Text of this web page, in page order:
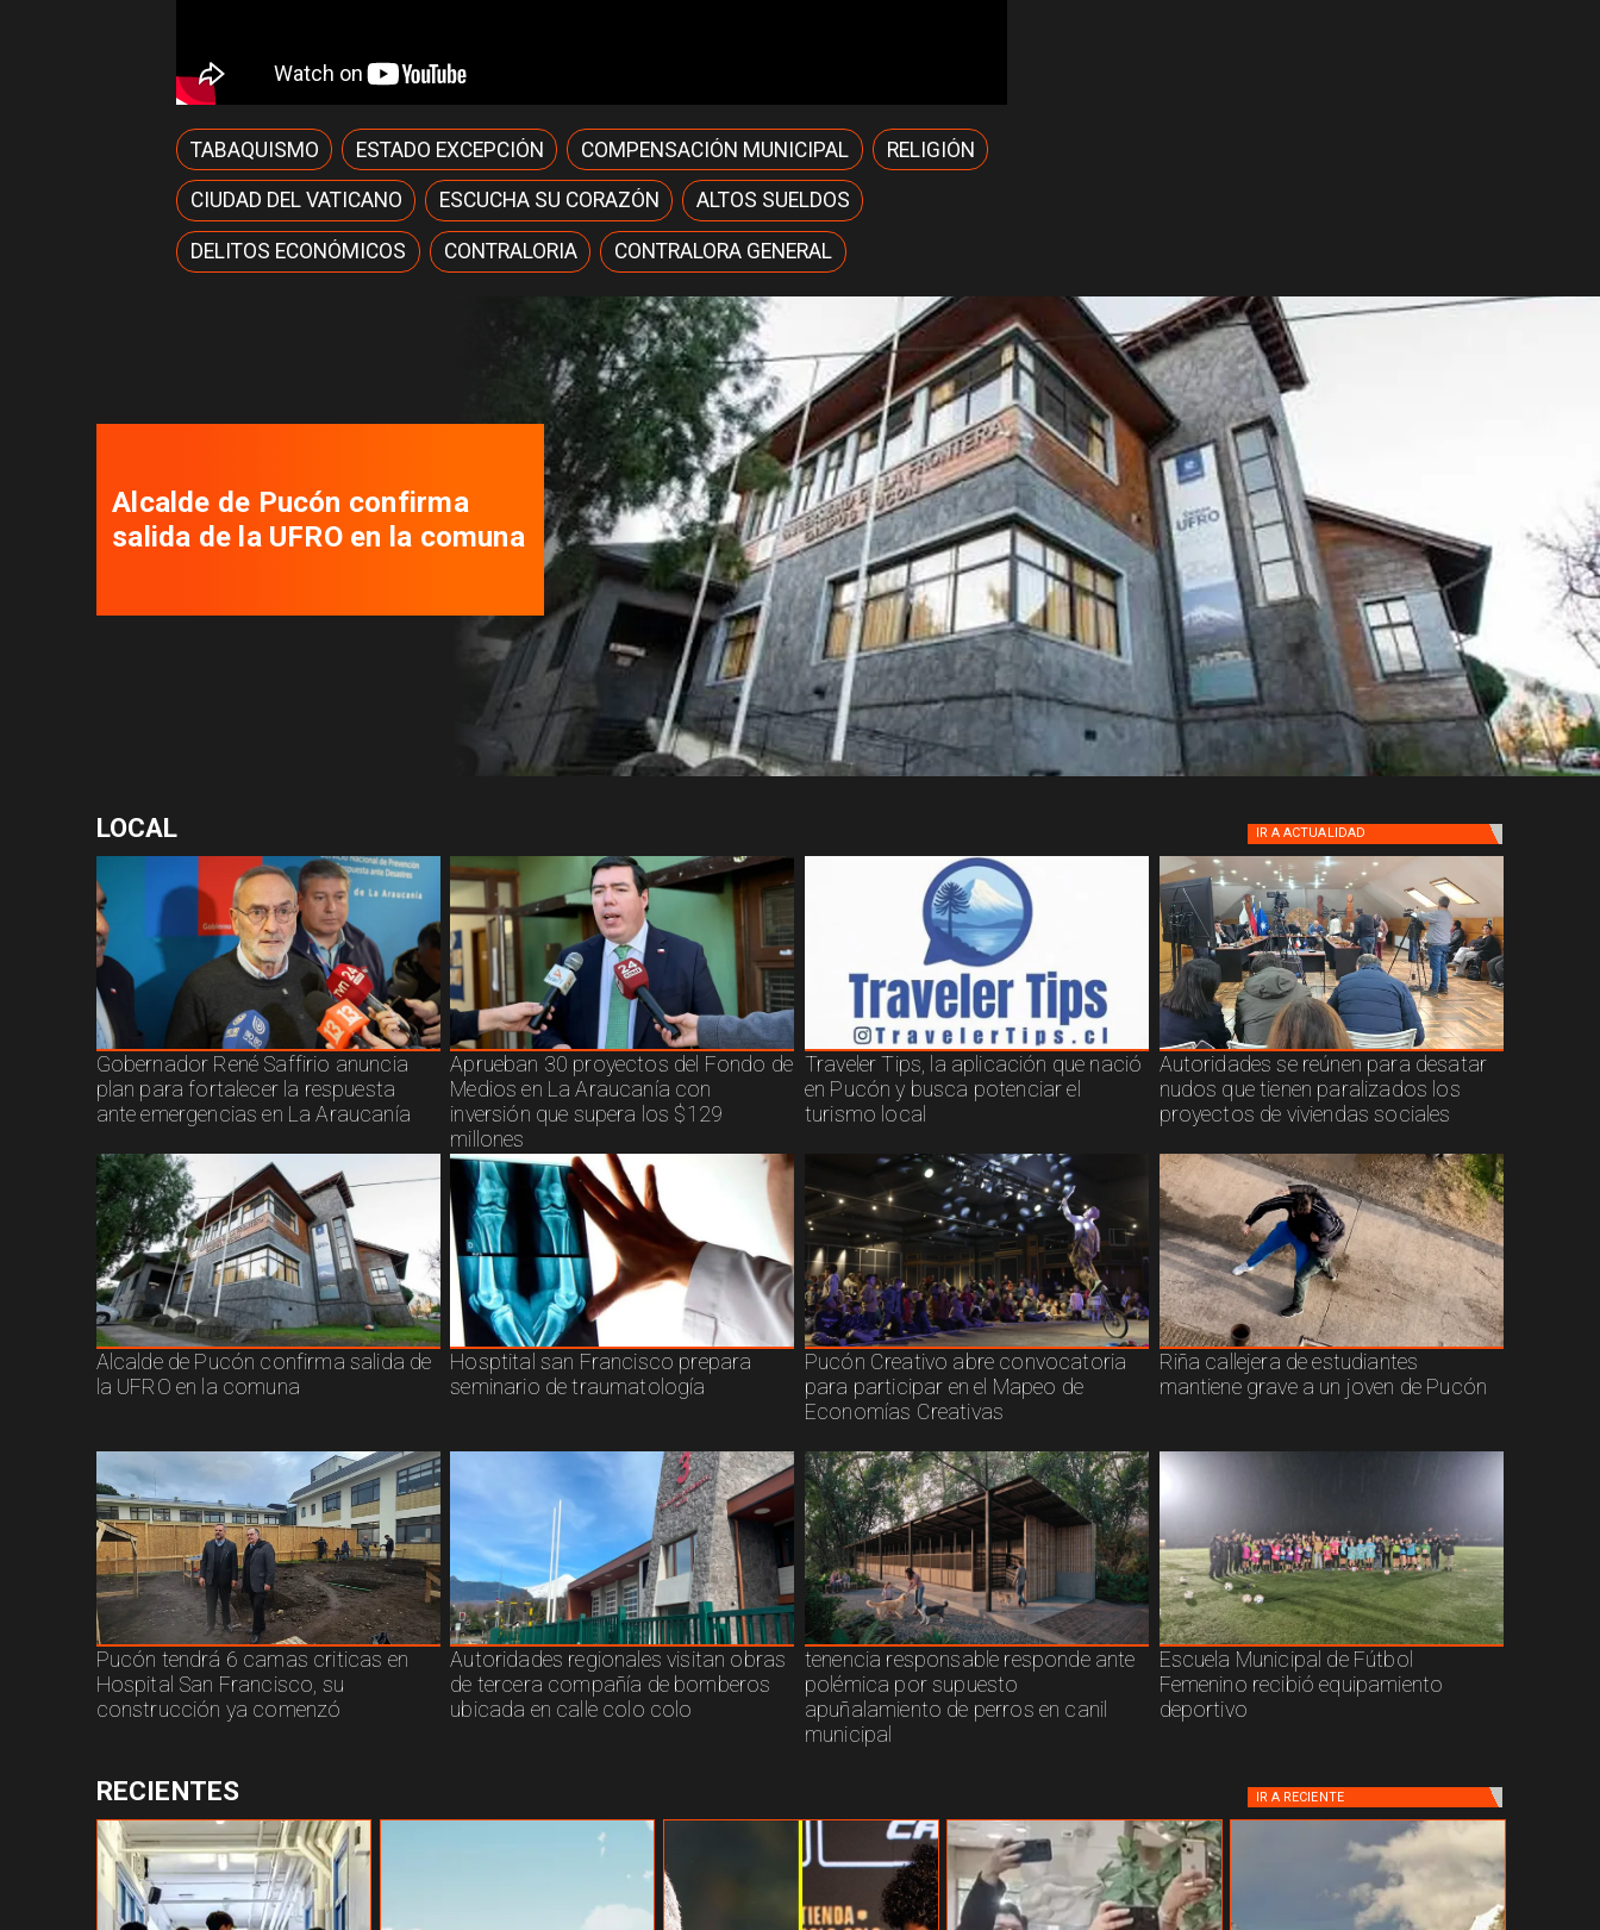
TABAQUISMO ESTADO EXCEPCIÓN COMPENSACIÓN MUNICIPAL RELIGIÓN
CIUDAD DEL VATICANO ESCUCHA SU CORAZÓN ALTOS SUELDOS
DELITOS ECONÓMICOS CONTRALORIA CONTRALORA GENERAL
Alcalde de Pucón confirma
salida de la UFRO en la comuna
LOCAL IR A ACTUALIDAD
Gobernador René Saffirio anuncia
plan para fortalecer la respuesta
ante emergencias en La Araucanía
Aprueban 30 proyectos del Fondo de
Medios en La Araucanía con
inversión que supera los $129
millones
Traveler Tips, la aplicación que nació
en Pucón y busca potenciar el
turismo local
Autoridades se reúnen para desatar
nudos que tienen paralizados los
proyectos de viviendas sociales
Alcalde de Pucón confirma salida de
la UFRO en la comuna
Hosptital san Francisco prepara
seminario de traumatología
Pucón Creativo abre convocatoria
para participar en el Mapeo de
Economías Creativas
Riña callejera de estudiantes
mantiene grave a un joven de Pucón
Pucón tendrá 6 camas criticas en
Hospital San Francisco, su
construcción ya comenzó
Autoridades regionales visitan obras
de tercera compañía de bomberos
ubicada en calle colo colo
tenencia responsable responde ante
polémica por supuesto
apuñalamiento de perros en canil
municipal
Escuela Municipal de Fútbol
Femenino recibió equipamiento
deportivo
RECIENTES IR A RECIENTE